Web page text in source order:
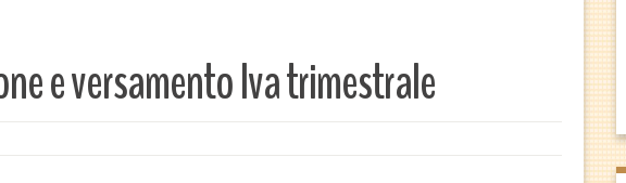
e versamento Iva trimestrale